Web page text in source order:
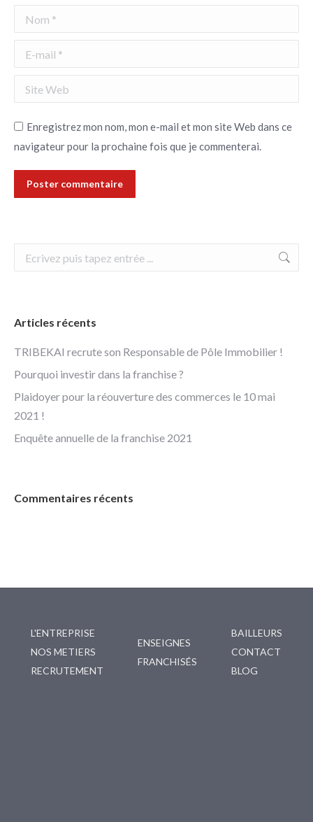
Nom *
E-mail *
Site Web
Enregistrez mon nom, mon e-mail et mon site Web dans ce
navigateur pour la prochaine fois que je commenterai.
Poster commentaire
Recherche
:
Articles récents
TRIBEKAI recrute son Responsable de Pôle Immobilier !
Pourquoi investir dans la franchise ?
Plaidoyer pour la réouverture des commerces le 10 mai
2021 !
Enquête annuelle de la franchise 2021
Commentaires récents
L'ENTREPRISE
NOS METIERS
RECRUTEMENT
ENSEIGNES
FRANCHISÉS
BAILLEURS
CONTACT
BLOG